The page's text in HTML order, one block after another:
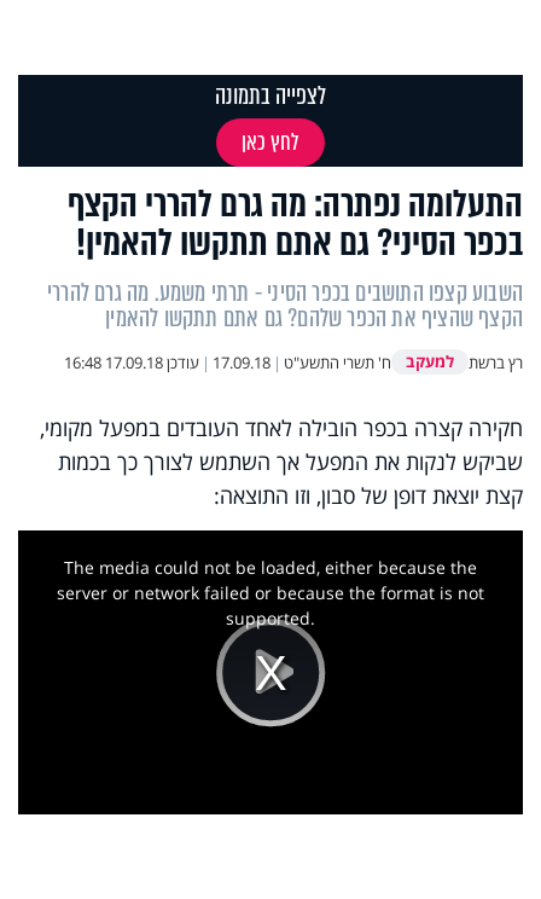
התעלומה נפתרה: מה גרם להררי הקצף
בכפר הסיני? גם אתם תתקשו להאמין!
השבוע קצפו התושבים בכפר הסיני - תרתי משמע. מה גרם להררי
הקצף שהציף את הכפר שלהם? גם אתם תתקשו להאמין
רץ ברשת למעקב ח' תשרי התשע"ט |
17.09.18
| עודכן17.09.18 16:48
לצפייה בתמונה
לחץ כאן
חקירה קצרה בכפר הובילה לאחד העובדים במפעל מקומי,
שביקש לנקות את המפעל אך השתמש לצורך כך בכמות
קצת יוצאת דופן של סבון, וזו התוצאה:
Play
The media could not be loaded, either because the
server or network failed or because the format is not
supported.